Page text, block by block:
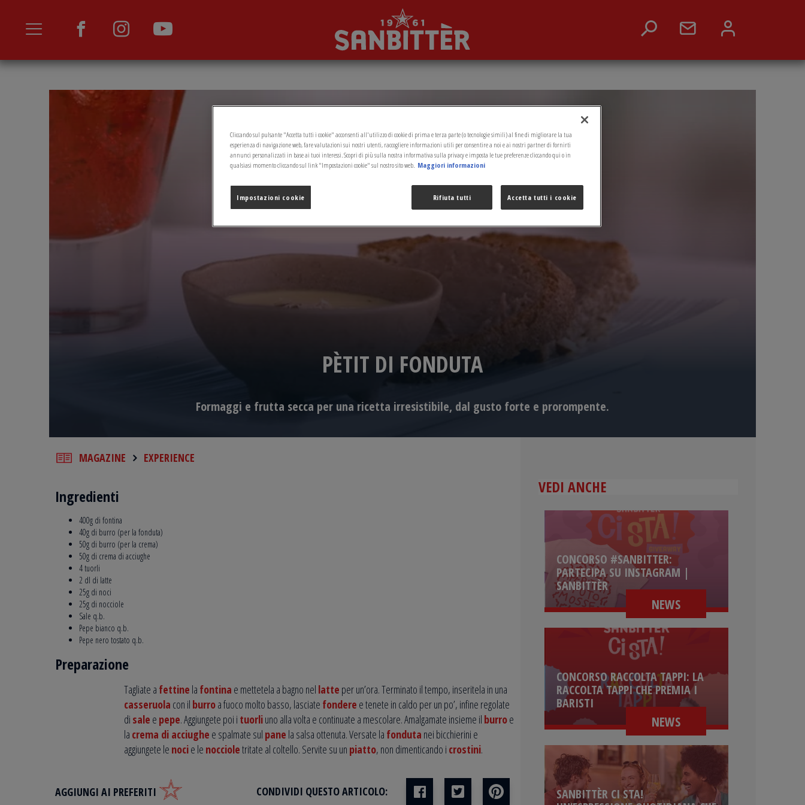
contenuto
PÈTIT DI FONDUTA
Formaggi e frutta secca per una ricetta irresistibile, dal gusto forte e prorompente.
MAGAZINE EXPERIENCE
Ingredienti
400g di fontina
40g di burro (per la fonduta)
50g di burro (per la crema)
50g di crema di acciughe
4 tuorli
2 dl di latte
25g di noci
25g di nocciole
Sale q.b.
Pepe bianco q.b.
Pepe nero tostato q.b.
Preparazione
Tagliate a fettine la fontina e mettetela a bagno nel latte per un’ora. Terminato il tempo, inseritela in una
casseruola con il burroa fuoco molto basso, lasciate fondere e tenete in caldo per un po’, infine regolate
di sale e pepe. Aggiungete poi i tuorliuno alla volta e continuate a mescolare. Amalgamate insieme il burroe
la crema di acciughe e spalmate sul pane la salsa ottenuta. Versate la fonduta nei bicchierini e
aggiungete le nocie le noccioletritate al coltello. Servite su un piatto, non dimenticando i crostini.
AGGIUNGI AI PREFERITI CONDIVIDI QUESTO ARTICOLO:
VEDI ANCHE
CONCORSO #SANBITTER:
PARTECIPA SU INSTAGRAM |
SANBITTÈR
NEWS
CONCORSO RACCOLTA TAPPI: LA
RACCOLTA TAPPI CHE PREMIA I
BARISTI
NEWS
SANBITTÈR CI STA!
Cliccando sul pulsante "Accetta tutti i cookie" acconsenti all'utilizzo di cookie di prima e terza parte (o tecnologie simili) al fine di migliorare la tua
esperienza di navigazione web, fare valutazioni sui nostri utenti, raccogliere informazioni utili per consentire a noi e ai nostri partner di fornirti
annunci personalizzati in base ai tuoi interessi. Scopri di più sulla nostra informativa sulla privacy e imposta le tue preferenze cliccando qui o in
qualsiasi momento cliccando sul link "Impostazioni cookie" sul nostro sito web. Maggiori informazioni
Impostazioni cookie Rifiuta tutti Accetta tutti i cookie